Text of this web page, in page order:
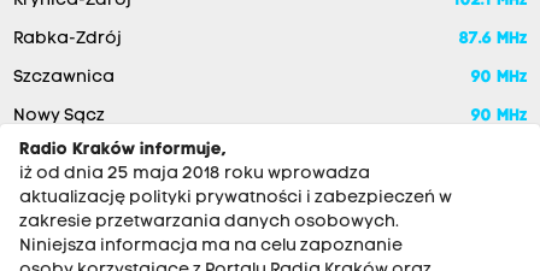
Rabka-Zdrój 87.6 MHz
Szczawnica 90 MHz
Nowy Sącz
90 MHz
Radio Kraków informuje,
iż od dnia 25 maja 2018 roku wprowadza
aktualizację polityki prywatności i zabezpieczeń w
zakresie przetwarzania danych osobowych.
Niniejsza informacja ma na celu zapoznanie